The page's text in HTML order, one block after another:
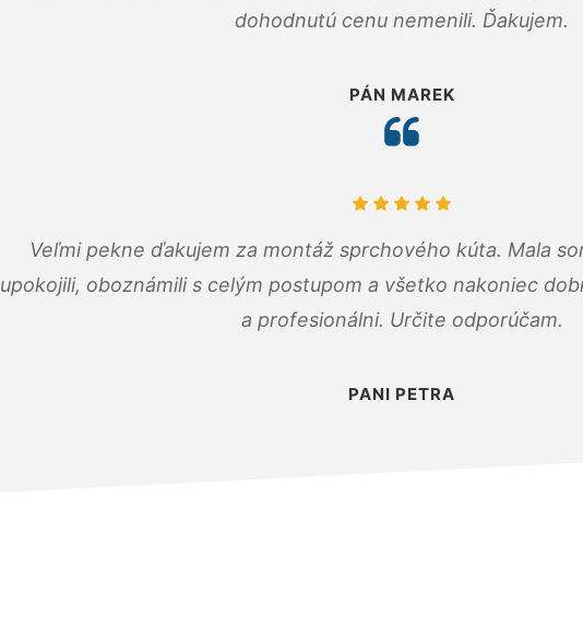
dohodnutú cenu nemenili. Ďakujem.
PÁN MAREK
Veľmi pekne ďakujem za montáž sprchového kúta. Mala
upokojili, oboznámili s celým postupom a všetko nakoniec
a profesionálni. Určite odporúčam.
PANI PETRA